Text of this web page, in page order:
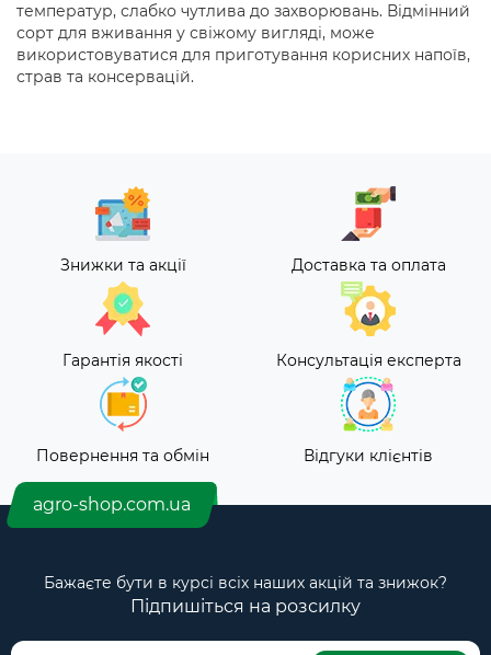
температур, слабко чутлива до захворювань. Відмінний
сорт для вживання у свіжому вигляді, може
використовуватися для приготування корисних напоїв,
страв та консервацій.
Знижки та акції Доставка та оплата
Гарантія якості Консультація експерта
Повернення та обмін Відгуки клієнтів
agro-shop.com.ua
Бажаєте бути в курсі всіх наших акцій та знижок?
Підпишіться на розсилку